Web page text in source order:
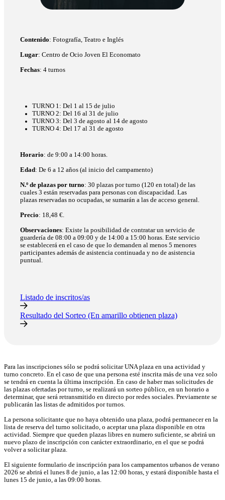
Contenido: Fotografía, Teatro e Inglés
Lugar: Centro de Ocio Joven El Economato
Fechas: 4 turnos
TURNO 1: Del 1 al 15 de julio
TURNO 2: Del 16 al 31 de julio
TURNO 3: Del 3 de agosto al 14 de agosto
TURNO 4: Del 17 al 31 de agosto
Horario: de 9:00 a 14:00 horas.
Edad: De 6 a 12 años (al inicio del campamento)
N.º de plazas por turno: 30 plazas por turno (120 en total) de las
cuales 3 están reservadas para personas con discapacidad. Las
plazas reservadas no ocupadas, se sumarán a las de acceso general.
Precio: 18,48 €.
Observaciones: Existe la posibilidad de contratar un servicio de
guardería de 08:00 a 09:00 y de 14:00 a 15:00 horas. Este servicio
se establecerá en el caso de que lo demanden al menos 5 menores
participantes además de asistencia continuada y no de asistencia
puntual.
Listado de inscritos/as
Resultado del Sorteo (En amarillo obtienen plaza)
Para las inscripciones sólo se podrá solicitar UNA plaza en una actividad y
turno concreto. En el caso de que una persona esté inscrita más de una vez solo
se tendrá en cuenta la última inscripción. En caso de haber mas solicitudes de
las plazas ofertadas por turno, se realizará un sorteo público, en un horario a
determinar, que será retransmitido en directo por redes sociales. Previamente se
publicarán las listas de admitidos por turnos.
La persona solicitante que no haya obtenido una plaza, podrá permanecer en la
lista de reserva del turno solicitado, o aceptar una plaza disponible en otra
actividad. Siempre que queden plazas libres en numero suficiente, se abrirá un
nuevo plazo de inscripción con carácter extraordinario, en el que se podrá
volver a solicitar plaza.
El siguiente formulario de inscripción para los campamentos urbanos de verano
2026 se abrirá el lunes 8 de junio, a las 12:00 horas, y estará disponible hasta el
lunes 15 de junio, a las 09:00 horas.